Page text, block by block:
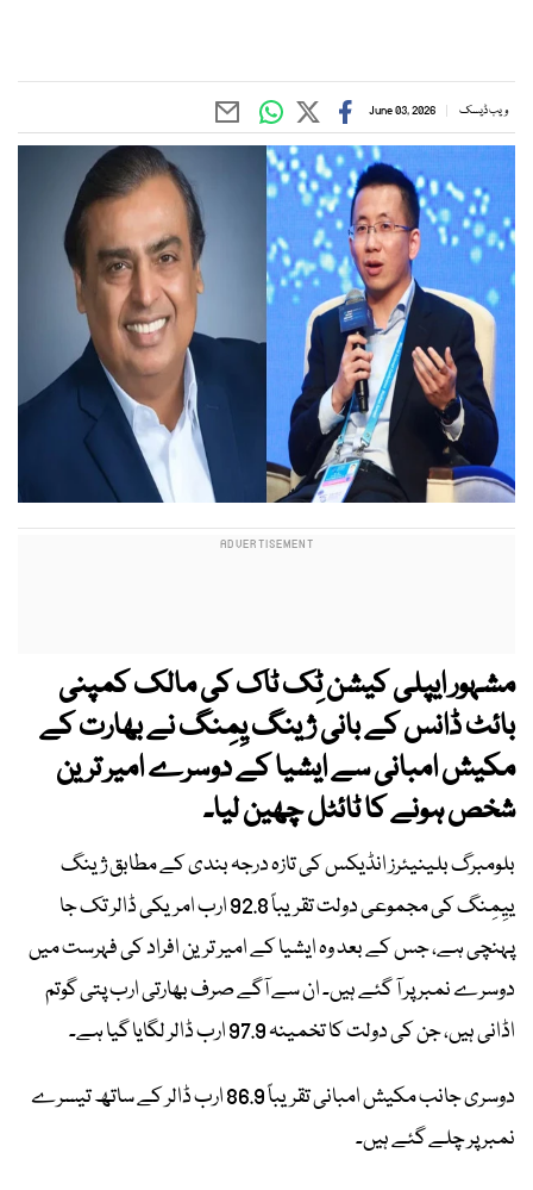
ویب ڈیسک June 03, 2026
مشہور ایپلی کیشن ٹِک ٹاک کی مالک کمپنی
بائٹ ڈانس کے بانی ژینگ یِمِنگ نے بھارت کے
مکیش امبانی سے ایشیا کے دوسرے امیر ترین
شخص ہونے کا ٹائٹل چھین لیا۔
بلومبرگ بلینیئرز انڈیکس کی تازہ درجہ بندی کے مطابق ژینگ
ییِمِنگ کی مجموعی دولت تقریباً 92.8 ارب امریکی ڈالر تک جا
پہنچی ہے، جس کے بعد وہ ایشیا کے امیر ترین افراد کی فہرست میں
دوسرے نمبر پر آ گئے ہیں۔ ان سے آگے صرف بھارتی ارب پتی گوتم
اڈانی ہیں، جن کی دولت کا تخمینہ 97.9 ارب ڈالر لگایا گیا ہے۔
دوسری جانب مکیش امبانی تقریباً 86.9 ارب ڈالر کے ساتھ تیسرے
نمبر پر چلے گئے ہیں۔